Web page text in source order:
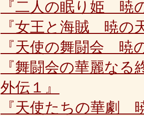
『二人の眠り姫 暁
『女王と海賊 暁の
『天使の舞闘会 暁
『舞闘会の華麗な
外伝１』
『天使たちの華劇